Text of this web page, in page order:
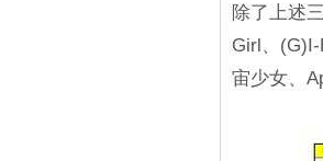
除了上述
Girl、
宙少女、